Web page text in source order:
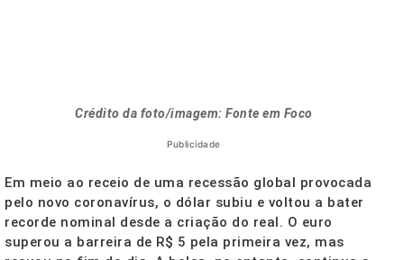
Crédito da foto/imagem: Fonte em Foco
Publicidade
Em meio ao receio de uma recessão global provocada
pelo novo coronavírus, o dólar subiu e voltou a bater
recorde nominal desde a criação do real. O euro
superou a barreira de R$ 5 pela primeira vez, mas